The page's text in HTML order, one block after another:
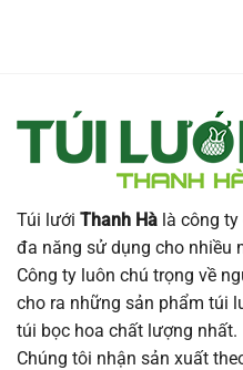
Túi lưới Thanh Hà là công
đa năng sử dụng cho nhiều
Công ty luôn chú trọng về
cho ra những sản phẩm túi
túi bọc hoa chất lượng nhất.
Chúng tôi nhận sản xuất